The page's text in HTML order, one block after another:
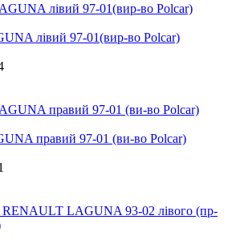
лівий 97-01(вир-во Polcar)
правий 97-01 (ви-во Polcar)